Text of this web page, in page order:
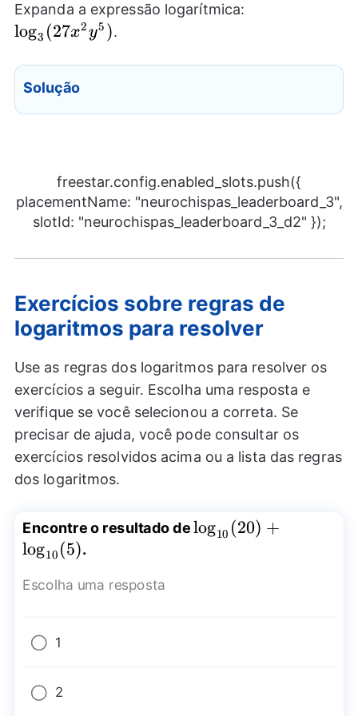
Expanda a expressão logarítmica:
log3 (27x2y5 ).
Solução
freestar.config.enabled_slots.push({
placementName: "neurochispas_leaderboard_3",
slotId: "neurochispas_leaderboard_3_d2" });
Exercícios sobre regras de
logaritmos para resolver
Use as regras dos logaritmos para resolver os
exercícios a seguir. Escolha uma resposta e
verifique se você selecionou a correta. Se
precisar de ajuda, você pode consultar os
exercícios resolvidos acima ou a lista das regras
dos logaritmos.
Encontre o resultado de\log_{10}
log10 (20) +
log10 (5).
Escolha uma resposta
1
2